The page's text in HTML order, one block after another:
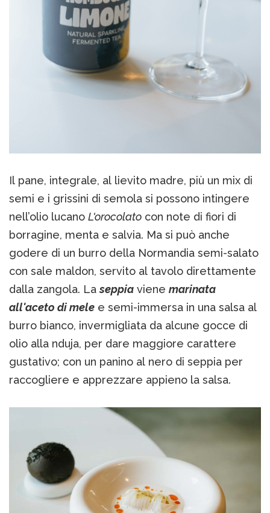
Il pane, integrale, al lievito madre, più un mix di
semi e i grissini di semola si possono intingere
nell’olio lucano L'orocolato con note di fiori di
borragine, menta e salvia. Ma si può anche
godere di un burro della Normandia semi-salato
con sale maldon, servito al tavolo direttamente
dalla zangola. Laseppia viene marinata
all'aceto di mele e semi-immersa in una salsa al
burro bianco, invermigliata da alcune gocce di
olio alla nduja, per dare maggiore carattere
gustativo; con un panino al nero di seppia per
raccogliere e apprezzare appieno la salsa.